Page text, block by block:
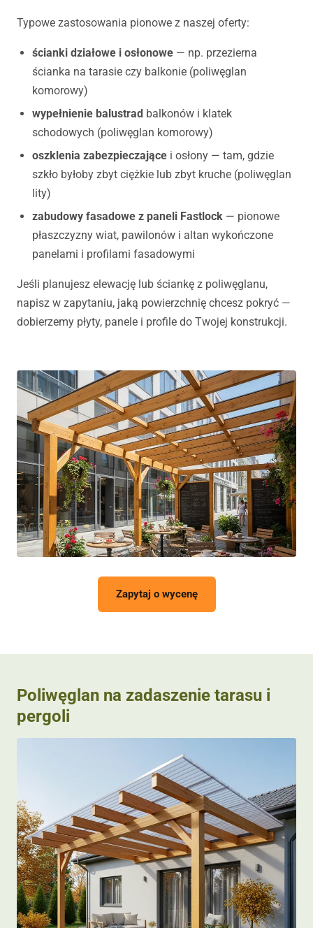
Typowe zastosowania pionowe z naszej oferty:
ścianki działowe i osłonowe — np. przezierna
ścianka na tarasie czy balkonie (poliwęglan
komorowy)
wypełnienie balustrad balkonów i klatek
schodowych (poliwęglan komorowy)
oszklenia zabezpieczające i osłony — tam, gdzie
szkło byłoby zbyt ciężkie lub zbyt kruche (poliwęglan
lity)
zabudowy fasadowe z paneli Fastlock — pionowe
płaszczyzny wiat, pawilonów i altan wykończone
panelami i profilami fasadowymi
Jeśli planujesz elewację lub ściankę z poliwęglanu,
napisz w zapytaniu, jaką powierzchnię chcesz pokryć —
dobierzemy płyty, panele i profile do Twojej konstrukcji.
Zapytaj o wycenę
Poliwęglan na zadaszenie tarasu i
pergoli